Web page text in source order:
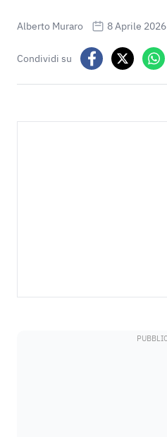
Alberto Muraro 8 Aprile 2026
Condividi su